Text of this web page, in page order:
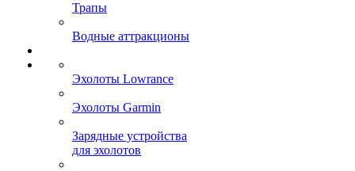
Трапы
Водные аттракционы
Эхолоты Lowrance
Эхолоты Garmin
Зарядные устройства
для эхолотов